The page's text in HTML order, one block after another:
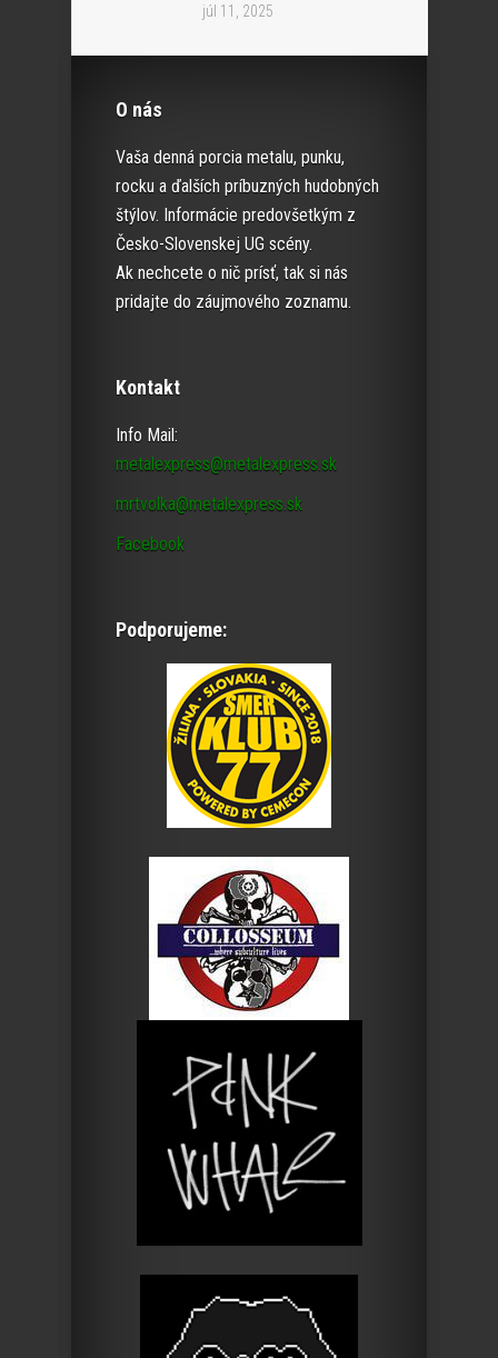
júl 11, 2025
O nás
Vaša denná porcia metalu, punku,
rocku a ďalších príbuzných hudobných
štýlov. Informácie predovšetkým z
Česko-Slovenskej UG scény.
Ak nechcete o nič prísť, tak si nás
pridajte do záujmového zoznamu.
Kontakt
Info Mail:
metalexpress@metalexpress.sk
mrtvolka@metalexpress.sk
Facebook
Podporujeme: